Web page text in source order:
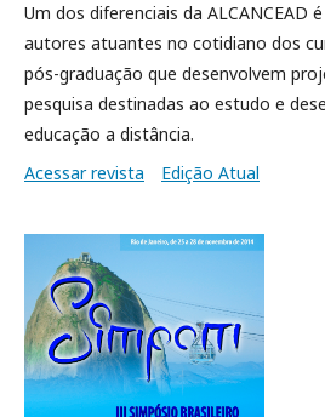
Um dos diferenciais da ALCANCEAD
autores atuantes no cotidiano dos
pós-graduação que desenvolvem
pesquisa destinadas ao estudo e
educação a distância.
Acessar revista
Edição Atual